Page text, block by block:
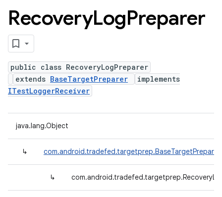
RecoveryLogPreparer
public class RecoveryLogPreparer
extends BaseTargetPreparer
implements
ITestLoggerReceiver
java.lang.Object
↳ com.android.tradefed.targetprep.BaseTargetPreparer
↳